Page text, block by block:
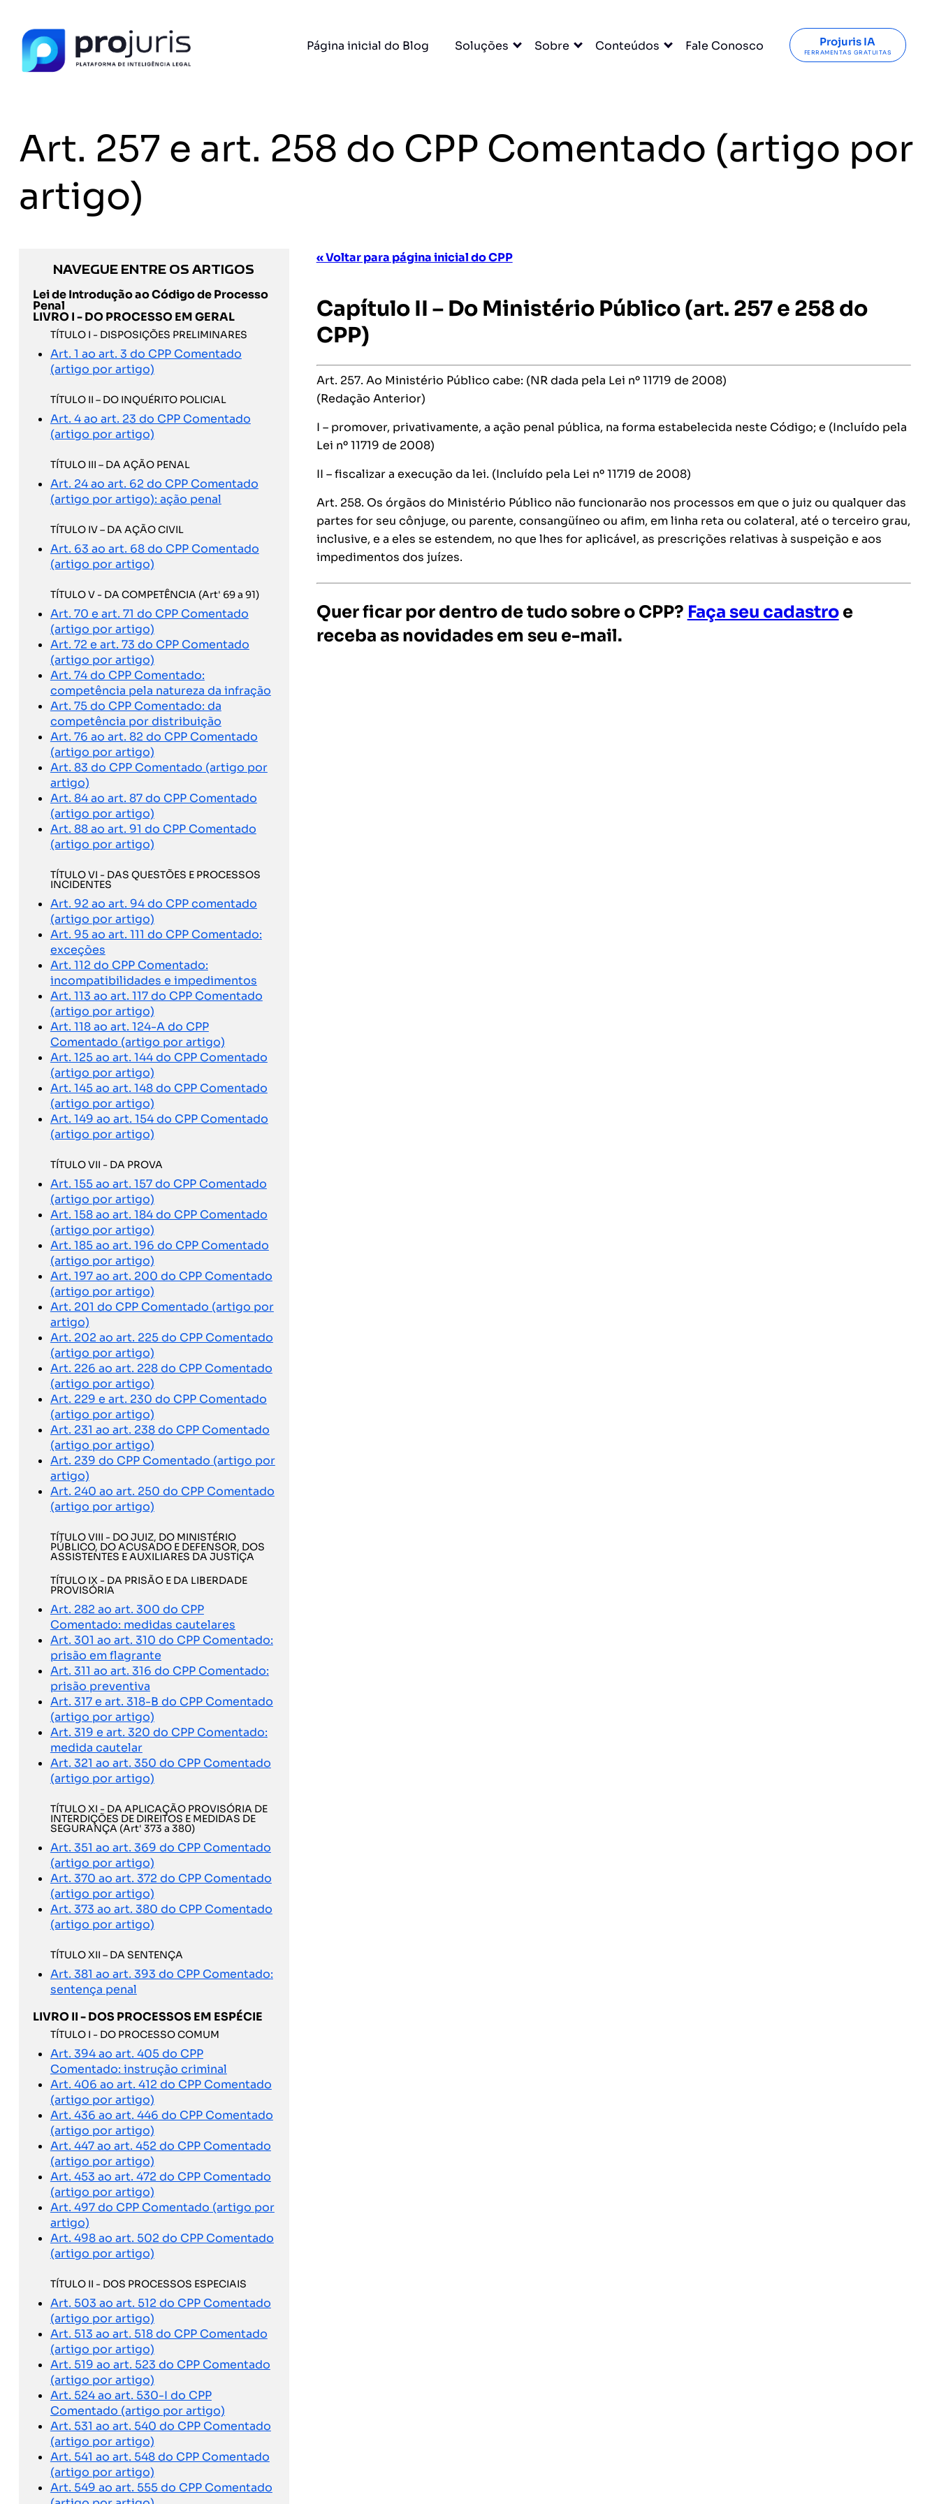
Página inicial do Blog Soluções Sobre Conteúdos Fale Conosco Projuris IA
FERRAMENTAS GRATUITAS
Art. 257 e art. 258 do CPP Comentado (artigo por
artigo)
NAVEGUE ENTRE OS ARTIGOS
Lei de Introdução ao Código de Processo
Penal
LIVRO I - DO PROCESSO EM GERAL
TÍTULO I - DISPOSIÇÕES PRELIMINARES
Art. 1 ao art. 3 do CPP Comentado
(artigo por artigo)
TÍTULO II – DO INQUÉRITO POLICIAL
Art. 4 ao art. 23 do CPP Comentado
(artigo por artigo)
TÍTULO III – DA AÇÃO PENAL
Art. 24 ao art. 62 do CPP Comentado
(artigo por artigo): ação penal
TÍTULO IV – DA AÇÃO CIVIL
Art. 63 ao art. 68 do CPP Comentado
(artigo por artigo)
TÍTULO V - DA COMPETÊNCIA (Art' 69 a 91)
Art. 70 e art. 71 do CPP Comentado
(artigo por artigo)
Art. 72 e art. 73 do CPP Comentado
(artigo por artigo)
Art. 74 do CPP Comentado:
competência pela natureza da infração
Art. 75 do CPP Comentado: da
competência por distribuição
Art. 76 ao art. 82 do CPP Comentado
(artigo por artigo)
Art. 83 do CPP Comentado (artigo por
artigo)
Art. 84 ao art. 87 do CPP Comentado
(artigo por artigo)
Art. 88 ao art. 91 do CPP Comentado
(artigo por artigo)
TÍTULO VI - DAS QUESTÕES E PROCESSOS
INCIDENTES
Art. 92 ao art. 94 do CPP comentado
(artigo por artigo)
Art. 95 ao art. 111 do CPP Comentado:
exceções
Art. 112 do CPP Comentado:
incompatibilidades e impedimentos
Art. 113 ao art. 117 do CPP Comentado
(artigo por artigo)
Art. 118 ao art. 124-A do CPP
Comentado (artigo por artigo)
Art. 125 ao art. 144 do CPP Comentado
(artigo por artigo)
Art. 145 ao art. 148 do CPP Comentado
(artigo por artigo)
Art. 149 ao art. 154 do CPP Comentado
(artigo por artigo)
TÍTULO VII - DA PROVA
Art. 155 ao art. 157 do CPP Comentado
(artigo por artigo)
Art. 158 ao art. 184 do CPP Comentado
(artigo por artigo)
Art. 185 ao art. 196 do CPP Comentado
(artigo por artigo)
Art. 197 ao art. 200 do CPP Comentado
(artigo por artigo)
Art. 201 do CPP Comentado (artigo por
artigo)
Art. 202 ao art. 225 do CPP Comentado
(artigo por artigo)
Art. 226 ao art. 228 do CPP Comentado
(artigo por artigo)
Art. 229 e art. 230 do CPP Comentado
(artigo por artigo)
Art. 231 ao art. 238 do CPP Comentado
(artigo por artigo)
Art. 239 do CPP Comentado (artigo por
artigo)
Art. 240 ao art. 250 do CPP Comentado
(artigo por artigo)
TÍTULO VIII - DO JUIZ, DO MINISTÉRIO
PÚBLICO, DO ACUSADO E DEFENSOR, DOS
ASSISTENTES E AUXILIARES DA JUSTIÇA
TÍTULO IX - DA PRISÃO E DA LIBERDADE
PROVISÓRIA
Art. 282 ao art. 300 do CPP
Comentado: medidas cautelares
Art. 301 ao art. 310 do CPP Comentado:
prisão em flagrante
Art. 311 ao art. 316 do CPP Comentado:
prisão preventiva
Art. 317 e art. 318-B do CPP Comentado
(artigo por artigo)
Art. 319 e art. 320 do CPP Comentado:
medida cautelar
Art. 321 ao art. 350 do CPP Comentado
(artigo por artigo)
TÍTULO XI - DA APLICAÇÃO PROVISÓRIA DE
INTERDIÇÕES DE DIREITOS E MEDIDAS DE
SEGURANÇA (Art' 373 a 380)
Art. 351 ao art. 369 do CPP Comentado
(artigo por artigo)
Art. 370 ao art. 372 do CPP Comentado
(artigo por artigo)
Art. 373 ao art. 380 do CPP Comentado
(artigo por artigo)
TÍTULO XII – DA SENTENÇA
Art. 381 ao art. 393 do CPP Comentado:
sentença penal
LIVRO II - DOS PROCESSOS EM ESPÉCIE
TÍTULO I - DO PROCESSO COMUM
Art. 394 ao art. 405 do CPP
Comentado: instrução criminal
Art. 406 ao art. 412 do CPP Comentado
(artigo por artigo)
Art. 436 ao art. 446 do CPP Comentado
(artigo por artigo)
Art. 447 ao art. 452 do CPP Comentado
(artigo por artigo)
Art. 453 ao art. 472 do CPP Comentado
(artigo por artigo)
Art. 497 do CPP Comentado (artigo por
artigo)
Art. 498 ao art. 502 do CPP Comentado
(artigo por artigo)
TÍTULO II - DOS PROCESSOS ESPECIAIS
Art. 503 ao art. 512 do CPP Comentado
(artigo por artigo)
Art. 513 ao art. 518 do CPP Comentado
(artigo por artigo)
Art. 519 ao art. 523 do CPP Comentado
(artigo por artigo)
Art. 524 ao art. 530-I do CPP
Comentado (artigo por artigo)
Art. 531 ao art. 540 do CPP Comentado
(artigo por artigo)
Art. 541 ao art. 548 do CPP Comentado
(artigo por artigo)
Art. 549 ao art. 555 do CPP Comentado
« Voltar para página inicial do CPP
Capítulo II – Do Ministério Público (art. 257 e 258 do
CPP)
Art. 257. Ao Ministério Público cabe: (NR dada pela Lei nº 11719 de 2008)
(Redação Anterior)
I – promover, privativamente, a ação penal pública, na forma estabelecida neste Código; e (Incluído pela
Lei nº 11719 de 2008)
II – fiscalizar a execução da lei. (Incluído pela Lei nº 11719 de 2008)
Art. 258. Os órgãos do Ministério Público não funcionarão nos processos em que o juiz ou qualquer das
partes for seu cônjuge, ou parente, consangüíneo ou afim, em linha reta ou colateral, até o terceiro grau,
inclusive, e a eles se estendem, no que lhes for aplicável, as prescrições relativas à suspeição e aos
impedimentos dos juízes.
Quer ficar por dentro de tudo sobre o CPP? Faça seu cadastroe
receba as novidades em seu e-mail.